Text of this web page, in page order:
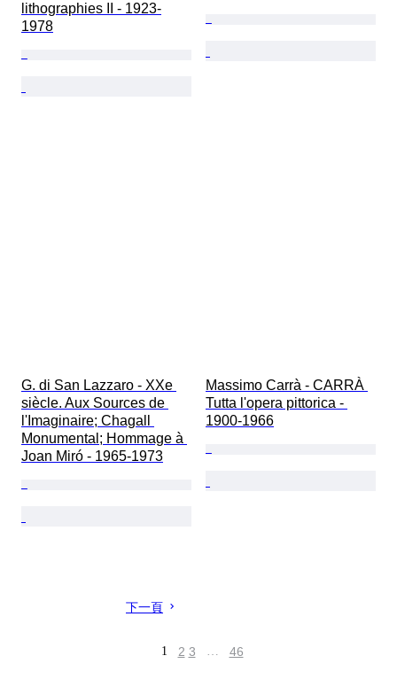
lithographies II - 1923-
1978
G. di San Lazzaro - XXe
siècle. Aux Sources de
l'Imaginaire; Chagall
Monumental; Hommage à
Joan Miró - 1965-1973
Massimo Carrà - CARRÀ
Tutta l'opera pittorica -
1900-1966
下一頁
1 2 3 … 46